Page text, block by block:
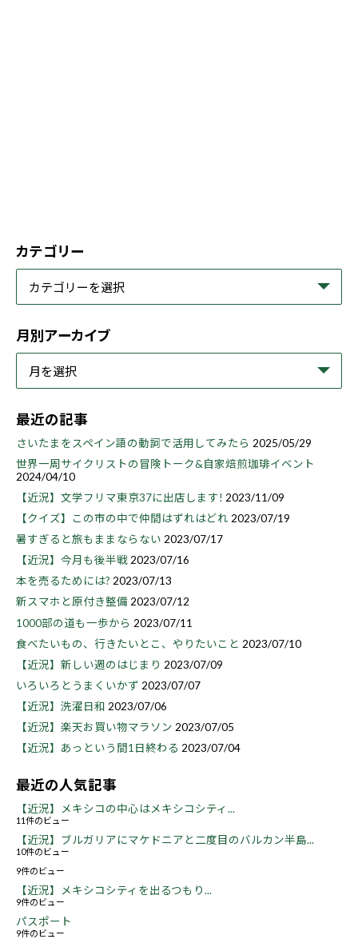
カテゴリー
月別アーカイブ
最近の記事
さいたまをスペイン語の動詞で活用してみたら 2025/05/29
世界一周サイクリストの冒険トーク&自家焙煎珈琲イベント
2024/04/10
【近況】文学フリマ東京37に出店します! 2023/11/09
【クイズ】この市の中で仲間はずれはどれ 2023/07/19
暑すぎると旅もままならない 2023/07/17
【近況】今月も後半戦 2023/07/16
本を売るためには? 2023/07/13
新スマホと原付き整備2023/07/12
1000部の道も一歩から 2023/07/11
食べたいもの、行きたいとこ、やりたいこと 2023/07/10
【近況】新しい週のはじまり 2023/07/09
いろいろとうまくいかず 2023/07/07
【近況】洗濯日和 2023/07/06
【近況】楽天お買い物マラソン 2023/07/05
【近況】あっという間1日終わる 2023/07/04
最近の人気記事
【近況】メキシコの中心はメキシコシティ...
11件のビュー
【近況】ブルガリアにマケドニアと二度目のバルカン半島...
10件のビュー
9件のビュー
【近況】メキシコシティを出るつもり...
9件のビュー
パスポート
9件のビュー